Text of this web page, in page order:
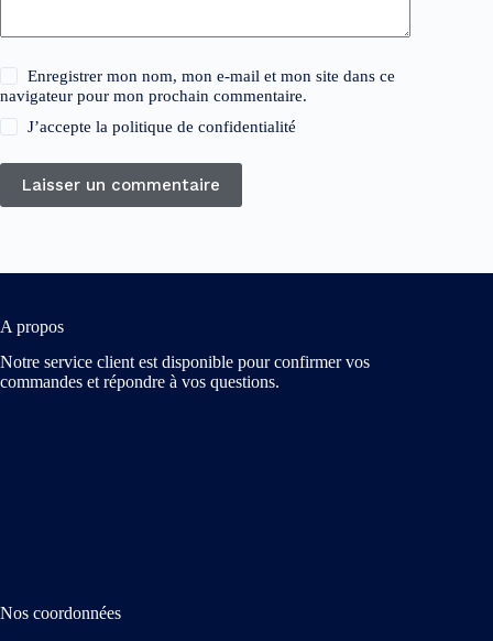
Enregistrer mon nom, mon e-mail et mon site dans ce
navigateur pour mon prochain commentaire.
J’accepte lapolitique de confidentialité
Laisser un commentaire
A propos
Notre service client est disponible pour confirmer vos
commandes et répondre à vos questions.
Nos coordonnées